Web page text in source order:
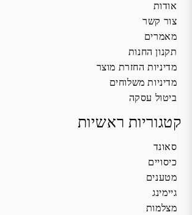
אודות
צור קשר
מאמרים
תקנון החנות
מדיניות החזרת מוצר
מדיניות משלוחים
ביטול עסקה
קטגוריות ראשיות
סאונד
כיסויים
מטענים
גיימינג
מצלמות